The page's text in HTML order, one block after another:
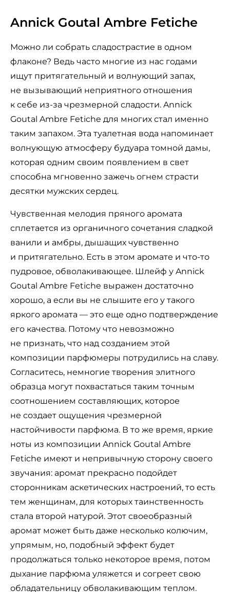
Annick Goutal Ambre Fetiche
Можно ли собрать сладострастие в одном
флаконе? Ведь часто многие из нас годами
ищут притягательный и волнующий запах,
не вызывающий неприятного отношения
к себе из-за чрезмерной сладости. Annick
Goutal Ambre Fetiche для многих стал именно
таким запахом. Эта туалетная вода напоминает
волнующую атмосферу будуара томной дамы,
которая одним своим появлением в свет
способна мгновенно зажечь огнем страсти
десятки мужских сердец.
Чувственная мелодия пряного аромата
сплетается из органичного сочетания сладкой
ванили и амбры, дышащих чувственно
и притягательно. Есть в этом аромате и что-то
пудровое, обволакивающее. Шлейф у Annick
Goutal Ambre Fetiche выражен достаточно
хорошо, а если вы не слышите его у такого
яркого аромата — это еще одно подтверждение
его качества. Потому что невозможно
не признать, что над созданием этой
композиции парфюмеры потрудились на славу.
Согласитесь, немногие творения элитного
образца могут похвастаться таким точным
соотношением составляющих, которое
не создает ощущения чрезмерной
настойчивости парфюма. В то же время, яркие
ноты из композиции Annick Goutal Ambre
Fetiche имеют и непривычную сторону своего
звучания: аромат прекрасно подойдет
сторонникам аскетических настроений, то есть
тем женщинам, для которых таинственность
стала второй натурой. Этот своеобразный
аромат может быть даже несколько колючим,
упрямым, но, подобный эффект будет
продолжаться только некоторое время, потом
дыхание парфюма уляжется и согреет свою
обладательницу обволакивающим теплом.